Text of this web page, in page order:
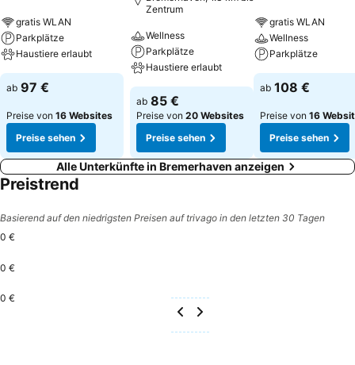
gratis WLAN
Parkplätze
Haustiere erlaubt
ab 97 €
Preise von 16 Websites
Preise sehen
Zentrum
Wellness
Parkplätze
Haustiere erlaubt
ab 85 €
Preise von 20 Websites
Preise sehen
gratis WLAN
Wellness
Parkplätze
ab 108 €
Preise von 16
Preise sehen
Alle Unterkünfte in Bremerhaven anzeigen
Preistrend
Basierend auf den niedrigsten Preisen auf trivago in den letzten 30 Tagen
0 €
0 €
0 €